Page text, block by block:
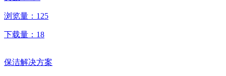
浏览量： 125
下载量： 18
保洁解决方案